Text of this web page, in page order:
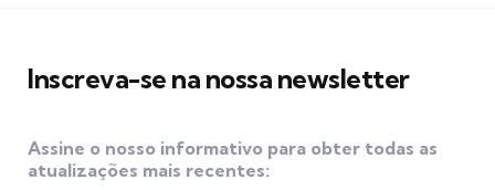
Inscreva-se na nossa newsletter
Assine o nosso informativo para obter todas as
atualizações mais recentes: